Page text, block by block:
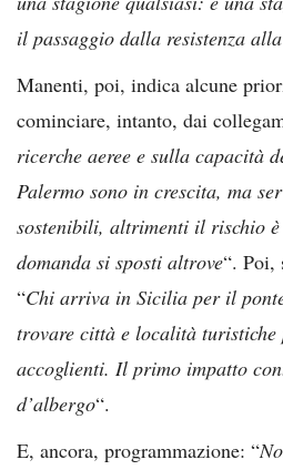
il passaggio dalla resistenza
Manenti, poi, indica alcune
cominciare, intanto, dai
ricerche aeree e sulla capacità
Palermo sono in crescita, ma
sostenibili, altrimenti il rischio
domanda si sposti altrove“. Poi,
“Chi arriva in Sicilia per il
trovare città e località turistiche
accoglienti. Il primo impatto
d’albergo“.
E, ancora, programmazione: “